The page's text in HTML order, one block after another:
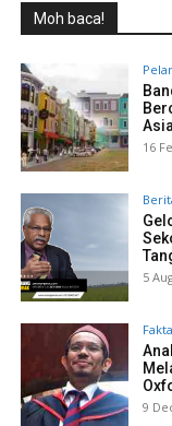
Moh baca!
Asia
16
5
Fakta
9